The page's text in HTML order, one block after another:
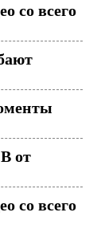
со всего
от
со всего